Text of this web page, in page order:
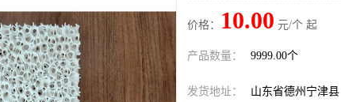
价格： 10.00 元/个 起
产品数量： 9999.00个
发货地址： 山东省德州宁津县